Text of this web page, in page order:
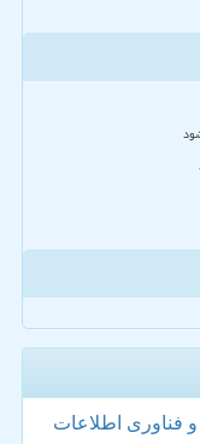
و فناوری اطلاعات